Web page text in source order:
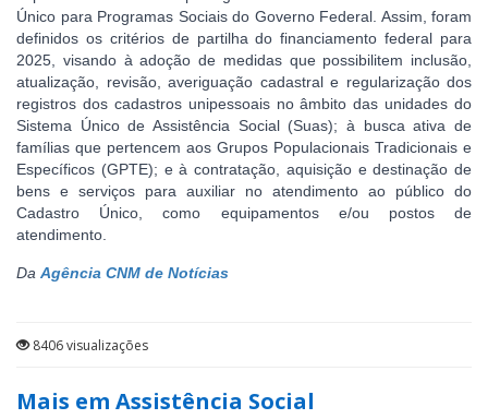
Único para Programas Sociais do Governo Federal. Assim, foram
definidos os critérios de partilha do financiamento federal para
2025, visando à adoção de medidas que possibilitem inclusão,
atualização, revisão, averiguação cadastral e regularização dos
registros dos cadastros unipessoais no âmbito das unidades do
Sistema Único de Assistência Social (Suas); à busca ativa de
famílias que pertencem aos Grupos Populacionais Tradicionais e
Específicos (GPTE); e à contratação, aquisição e destinação de
bens e serviços para auxiliar no atendimento ao público do
Cadastro Único, como equipamentos e/ou postos de
atendimento.
Da Agência CNM de Notícias
8406 visualizações
Mais em Assistência Social